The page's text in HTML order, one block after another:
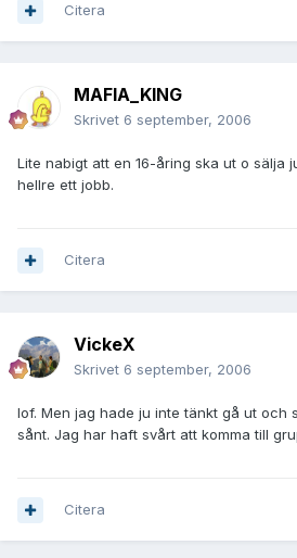
Citera
MAFIA_KING
Skrivet 6 september, 2006
Lite nabigt att en 16-åring ska ut o sälja
hellre ett jobb.
Citera
VickeX
Skrivet 6 september, 2006
Iof. Men jag hade ju inte tänkt gå ut och
sånt. Jag har haft svårt att komma till
Citera